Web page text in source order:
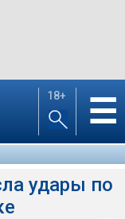
18+ ☰
удары по